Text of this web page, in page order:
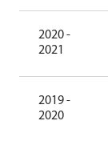
2020 -
2021
2019 -
2020